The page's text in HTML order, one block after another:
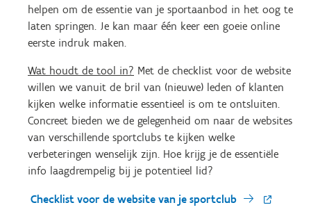
helpen om de essentie van je sportaanbod in het oog te
laten springen. Je kan maar één keer een goeie online
eerste indruk maken.
Wat houdt de tool in? Met de checklist voor de website
willen we vanuit de bril van (nieuwe) leden of klanten
kijken welke informatie essentieel is om te ontsluiten.
Concreet bieden we de gelegenheid om naar de websites
van verschillende sportclubs te kijken welke
verbeteringen wenselijk zijn. Hoe krijg je de essentiële
info laagdrempelig bij je potentieel lid?
Checklist voor de website van je sportclub